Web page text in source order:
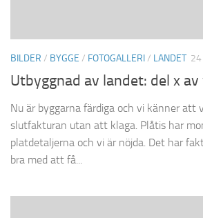
BILDER / BYGGE / FOTOGALLERI/ LANDET 24
Utbyggnad av landet: del x av
Nu är byggarna färdiga och vi känner att
slutfakturan utan att klaga. Plåtis har
platdetaljerna och vi är nöjda. Det har
bra med att få...